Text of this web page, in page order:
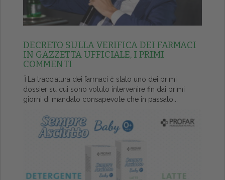
DECRETO SULLA VERIFICA DEI FARMACI
IN GAZZETTA UFFICIALE, I PRIMI
COMMENTI
ŤLa tracciatura dei farmaci č stato uno dei primi
dossier su cui sono voluto intervenire fin dai primi
giorni di mandato consapevole che in passato...